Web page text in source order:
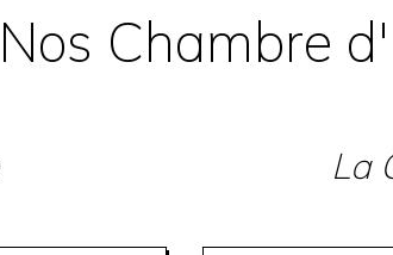
Nos Chambre
La